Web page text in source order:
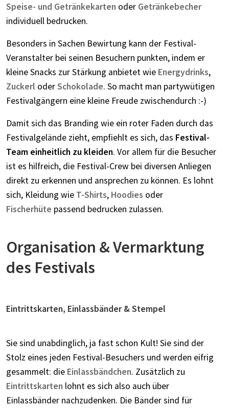
Speise- und Getränkekarten oder Getränkebecher
individuell bedrucken.
Besonders in Sachen Bewirtung kann der Festival-
Veranstalter bei seinen Besuchern punkten, indem er
kleine Snacks zur Stärkung anbietet wie Energydrinks,
Zuckerl oderSchokolade. So macht man partywütigen
Festivalgängern eine kleine Freude zwischendurch :-)
Damit sich das Branding wie ein roter Faden durch das
Festivalgelände zieht, empfiehlt es sich, das Festival-
Team einheitlich zu kleiden. Vor allem für die Besucher
ist es hilfreich, die Festival-Crew bei diversen Anliegen
direkt zu erkennen und ansprechen zu können. Es lohnt
sich, Kleidung wie T-Shirts, Hoodies oder
Fischerhüte passend bedrucken zulassen.
Organisation & Vermarktung
des Festivals
Eintrittskarten, Einlassbänder & Stempel
Sie sind unabdinglich, ja fast schon Kult! Sie sind der
Stolz eines jeden Festival-Besuchers und werden eifrig
gesammelt: die Einlassbändchen. Zusätzlich zu
Eintrittskarten lohnt es sich also auch über
Einlassbänder nachzudenken. Die Bänder sind für